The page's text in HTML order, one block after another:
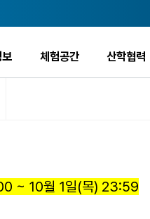
체험공간 산학협력
~ 10월 1일(목) 23:59